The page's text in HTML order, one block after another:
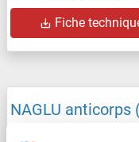
Fiche
NAGLU anticorps